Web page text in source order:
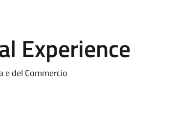
Experience
e del Commercio